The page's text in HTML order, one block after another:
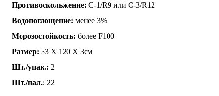
Противоскольжение: C-1/R9 или C-3/R12
Водопоглощение: менее 3%
Морозостойкость: более F100
Размер: 33 Х 120 Х 3см
Шт./упак.: 2
Шт./пал.: 22